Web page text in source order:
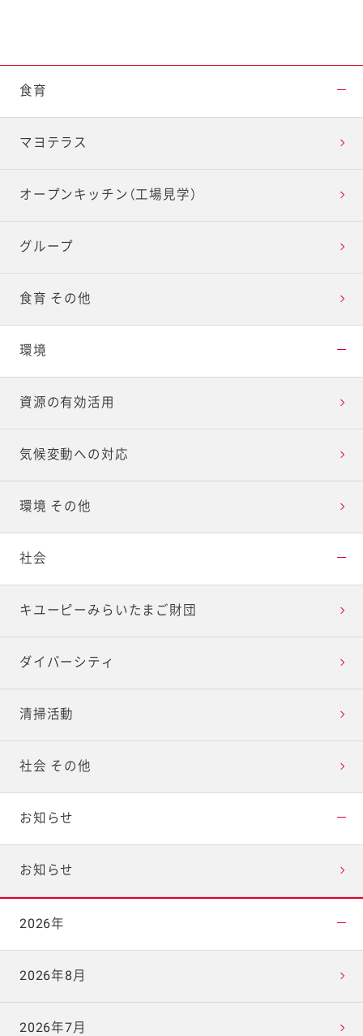
食育
マヨテラス
オープンキッチン（工場見学）
グループ
食育 その他
環境
資源の有効活用
気候変動への対応
環境 その他
社会
キユーピーみらいたまご財団
ダイバーシティ
清掃活動
社会 その他
お知らせ
お知らせ
2026年
2026年8月
2026年7月